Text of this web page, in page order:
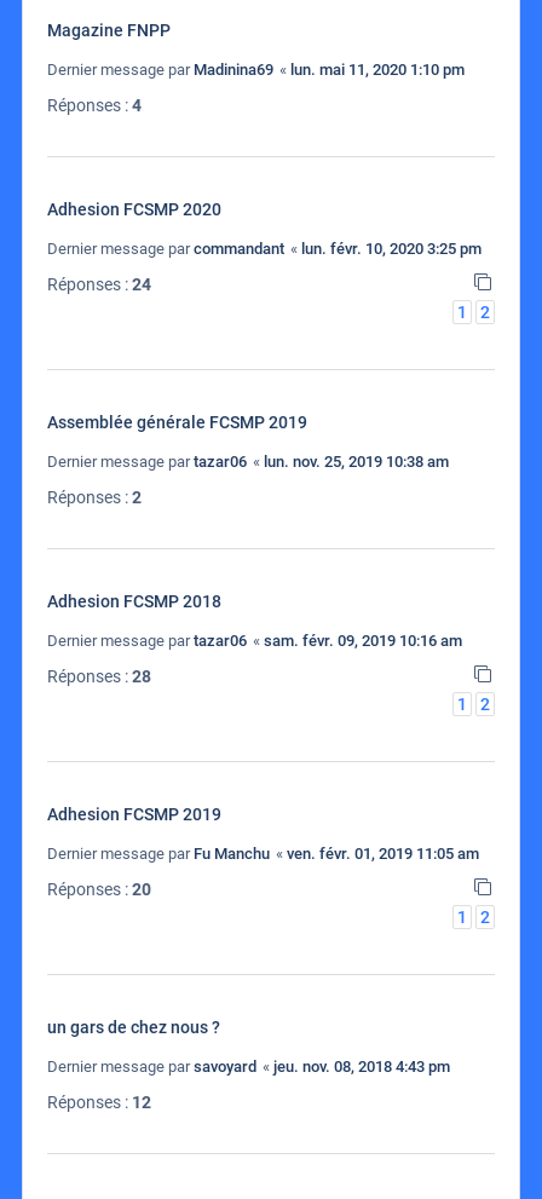
Magazine FNPP
Dernier message par Madinina69 « lun. mai 11, 2020 1:10 pm
Réponses :4
Adhesion FCSMP 2020
Dernier message parcommandant « lun. févr. 10, 2020 3:25 pm
Réponses :24
1
2
Assemblée générale FCSMP 2019
Dernier message partazar06 « lun. nov. 25, 2019 10:38 am
Réponses :2
Adhesion FCSMP 2018
Dernier message partazar06 « sam. févr. 09, 2019 10:16 am
Réponses :28
1
2
Adhesion FCSMP 2019
Dernier message par Fu Manchu « ven. févr. 01, 2019 11:05 am
Réponses :20
1
2
un gars de chez nous ?
Dernier message parsavoyard « jeu. nov. 08, 2018 4:43 pm
Réponses : 12